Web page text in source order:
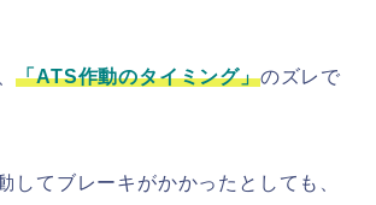
「ATS作動のタイミング」のズレで
してブレーキがかかったとしても、